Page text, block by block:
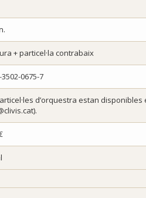
+ particel·la contrabaix
3502-0675-7
d’orquestra estan